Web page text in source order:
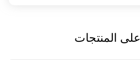
أعلى المنتجات